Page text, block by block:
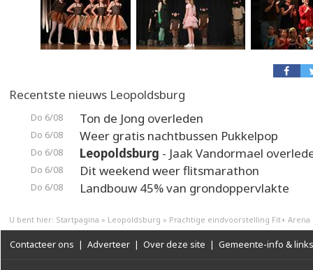
Recentste nieuws Leopoldsburg
Do 6/08 Ton de Jong overleden
Do 6/08 Weer gratis nachtbussen Pukkelpop
Do 6/08 Leopoldsburg - Jaak Vandormael
Do 6/08 Dit weekend weer flitsmarathon
Do 6/08 Landbouw 45% van grondoppervlakte
U bent hier: Startpagina » Leopoldsburg » Prachtige eindvoorstelling Fit+ Arena
Contacteer ons | Adverteer | Over deze site | Gemeente-info & links